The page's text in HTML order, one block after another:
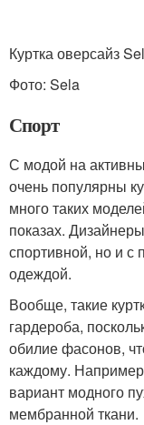
Куртка оверсайз
Фото: Sela
Спорт
С модой на
очень популярны
много таких
показах.
спортивной, но и с
одеждой.
Вообще, такие
гардероба,
обилие фасонов,
каждому.
вариант модного
мембранной ткани.